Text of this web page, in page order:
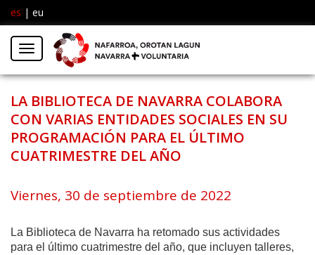
es | eu
Menú
LA BIBLIOTECA DE NAVARRA COLABORA
CON VARIAS ENTIDADES SOCIALES EN SU
PROGRAMACIÓN PARA EL ÚLTIMO
CUATRIMESTRE DEL AÑO
Viernes, 30 de septiembre de 2022
La Biblioteca de Navarra ha retomado sus actividades
para el último cuatrimestre del año, que incluyen talleres,